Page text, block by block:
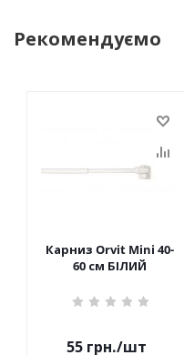
Рекомендуємо
Карниз Orvit Mini 40-
60 см БІЛИЙ
55грн./шт